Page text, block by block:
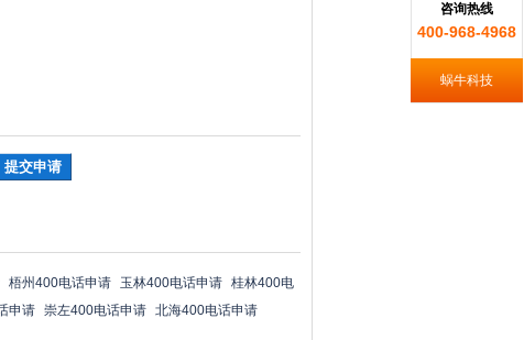
梧州400电话申请 玉林400电话申请 桂林400电
申请 崇左400电话申请 北海400电话申请
咨询热线
400-968-4968
蜗牛科技